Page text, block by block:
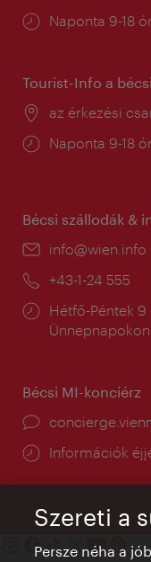
Nyitva
Naponta 9-18
Tourist-Info a
Helyszín:
az érkezési
Nyitva
Naponta 9-18
Bécsi szállodák &
E-
info@wien.info
Telefon:
+43-1-24 555
Nyitva
tartás:
Hétfő-Péntek 9
Bécsi MI-konciérz
Információk
Szereti a
Persze néha a